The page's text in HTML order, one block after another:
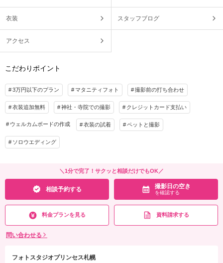
衣装 スタッフブログ
アクセス
こだわりポイント
3万円以下のプラン マタニティフォト 撮影前の打ち合わせ
衣装追加無料 神社・寺院での撮影 クレジットカード支払い
ウェルカムボードの作成 衣装の試着 ペットと撮影
ソロウエディング
＼1分で完了！サクッと相談だけでもOK／
相談予約する 撮影日の空き
を確認する
料金プランを見る 資料請求する
問い合わせる
フォトスタジオプリンセス札幌